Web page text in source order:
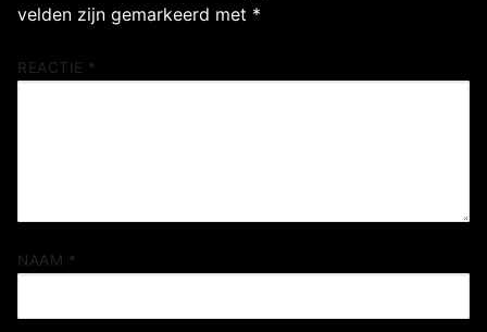
velden zijn gemarkeerd met *
REACTIE *
NAAM *